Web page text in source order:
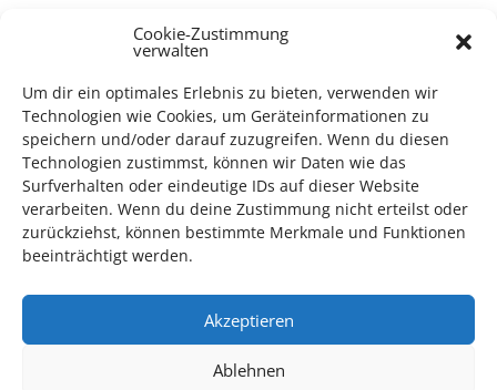
Cookie-Zustimmung
verwalten
Um dir ein optimales Erlebnis zu bieten, verwenden wir
Technologien wie Cookies, um Geräteinformationen zu
speichern und/oder darauf zuzugreifen. Wenn du diesen
Technologien zustimmst, können wir Daten wie das
Surfverhalten oder eindeutige IDs auf dieser Website
verarbeiten. Wenn du deine Zustimmung nicht erteilst oder
zurückziehst, können bestimmte Merkmale und Funktionen
beeinträchtigt werden.
Akzeptieren
Ablehnen
Mithilfe im Bereich Technik. Sie haben Interesse? Dann
melden Sie sich unterinfo@kulturparkett-rhein-neckar.de
*KULTURTIPP SOMMERPAUSE: FESTIVAL DES DEUTSCHEN FILMS*